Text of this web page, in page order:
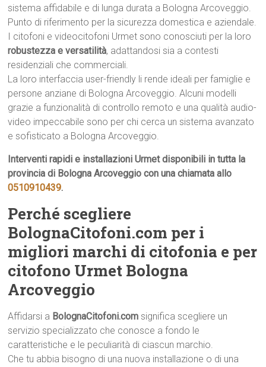
sistema affidabile e di lunga durata a Bologna Arcoveggio.
Punto di riferimento per la sicurezza domestica e aziendale.
I citofoni e videocitofoni Urmet sono conosciuti per la loro
robustezza e versatilità, adattandosi sia a contesti
residenziali che commerciali.
La loro interfaccia user-friendly li rende ideali per famiglie e
persone anziane di Bologna Arcoveggio. Alcuni modelli
grazie a funzionalità di controllo remoto e una qualità audio-
video impeccabile sono per chi cerca un sistema avanzato
e sofisticato a Bologna Arcoveggio.
Interventi rapidi e installazioni Urmet disponibili in tutta la
provincia di Bologna Arcoveggio con una chiamata allo
0510910439.
Perché scegliere
BolognaCitofoni.com per i
migliori marchi di citofonia e per
citofono Urmet Bologna
Arcoveggio
Affidarsi a BolognaCitofoni.com significa scegliere un
servizio specializzato che conosce a fondo le
caratteristiche e le peculiarità di ciascun marchio.
Che tu abbia bisogno di una nuova installazione o di una